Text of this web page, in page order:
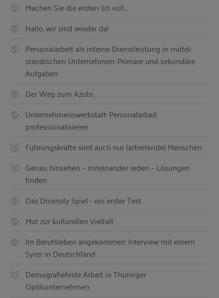
Machen Sie die ersten 50 voll...
Hallo, wir sind wieder da!
Personalarbeit als interne Dienstleistung in mittel-
ständischen Unternehmen: Primäre und sekundäre
Aufgaben
Der Weg zum Azubi...
Unternehmenswerkstatt: Personalarbeit
professionalisieren
Führungskräfte sind auch nur (arbeitende) Menschen
Genau hinsehen – miteinander reden – Lösungen
finden
Das Diversity Spiel - ein erster Test
Mut zur kulturellen Vielfalt
Im Berufsleben angekommen: Interview mit einem
Syrer in Deutschland
Demografiefeste Arbeit in Thüringer
Optikunternehmen